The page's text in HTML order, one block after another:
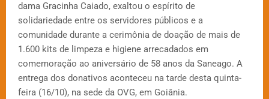
dama Gracinha Caiado, exaltou o espírito de
solidariedade entre os servidores públicos e a
comunidade durante a cerimônia de doação de mais de
1.600 kits de limpeza e higiene arrecadados em
comemoração ao aniversário de 58 anos da Saneago. A
entrega dos donativos aconteceu na tarde desta quinta-
feira (16/10), na sede da OVG, em Goiânia.